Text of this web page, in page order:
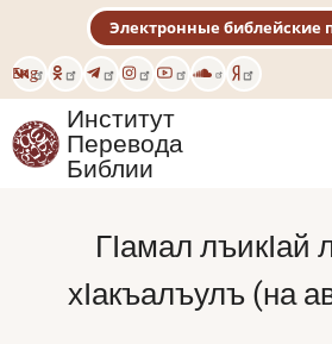
основному
содержанию
Eng
Электронные библейские
Институт
Перевода
Библии
ГӀамал лъикӀай
хӀакъалъулъ (на